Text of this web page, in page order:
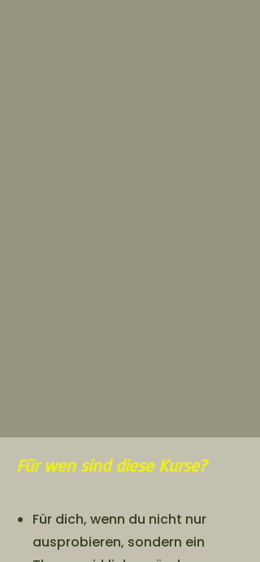
Für wen sind diese Kurse?
Für dich, wenn du nicht nur
ausprobieren, sondern ein